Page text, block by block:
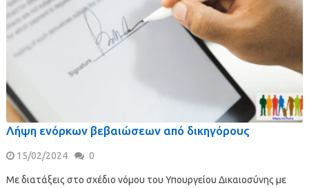
Λήψη ενόρκων βεβαιώσεων από δικηγόρους
15/02/2024 0
Με διατάξεις στο σχέδιο νόμου του Υπουργείου Δικαιοσύνης με